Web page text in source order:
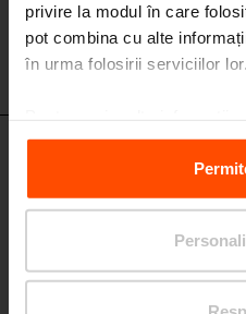
privire la modul în care
pot combina cu alte
în urma folosirii serviciilor lor.
vizitațiPrinciples Relating
LVS31-a / LVS60 / LVS61 / LVS62